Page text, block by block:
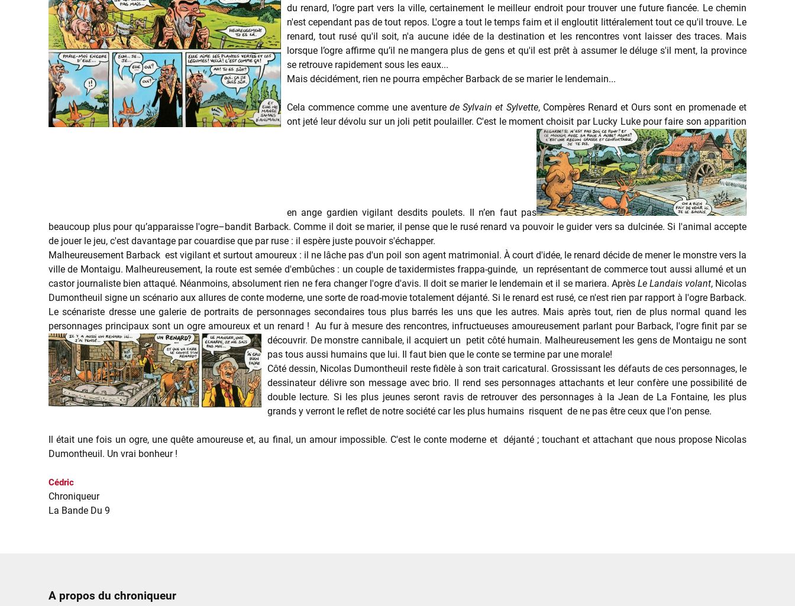
du renard, l’ogre part vers la ville, certainement le meilleur endroit pour trouver une future fiancée. Le chemin
n'est cependant pas de tout repos. L'ogre a tout le temps faim et il engloutit littéralement tout ce qu'il trouve. Le
renard, tout rusé qu'il soit, n'a aucune idée de la destination et les rencontres vont laisser des traces. Mais
lorsque l’ogre affirme qu’il ne mangera plus de gens et qu'il est prêt à assumer le déluge s'il ment, la province
se retrouve rapidement sous les eaux...
Mais décidément, rien ne pourra empêcher Barback de se marier le lendemain...
Cela commence comme une aventure de Sylvain et Sylvette, Compères Renard et Ours sont en promenade et
ont jeté leur dévolu sur un joli petit poulailler. C'est le moment choisit par Lucky Luke pour faire son apparition
en ange gardien vigilant desdits poulets. Il n’en faut pas
beaucoup plus pour qu’apparaisse l'ogre–bandit Barback. Comme il doit se marier, il pense que le rusé renard va pouvoir le guider vers sa dulcinée. Si l'animal accepte
de jouer le jeu, c'est davantage par couardise que par ruse : il espère juste pouvoir s'échapper.
Malheureusement Barback est vigilant et surtout amoureux : il ne lâche pas d'un poil son agent matrimonial. À court d'idée, le renard décide de mener le monstre vers la
ville de Montaigu. Malheureusement, la route est semée d'embûches : un couple de taxidermistes frappa-guinde, un représentant de commerce tout aussi allumé et un
castor journaliste bien attaqué. Néanmoins, absolument rien ne fera changer l'ogre d'avis. Il doit se marier le lendemain et il se mariera. Après Le Landais volant, Nicolas
Dumontheuil signe un scénario aux allures de conte moderne, une sorte de road-movie totalement déjanté. Si le renard est rusé, ce n'est rien par rapport à l'ogre Barback.
Le scénariste dresse une galerie de portraits de personnages secondaires tous plus barrés les uns que les autres. Mais après tout, rien de plus normal quand les
personnages principaux sont un ogre amoureux et un renard ! Au fur à mesure des rencontres, infructueuses amoureusement parlant pour Barback, l'ogre finit par se
découvrir. De monstre cannibale, il acquiert un petit côté humain. Malheureusement les gens de Montaigu ne sont
pas tous aussi humains que lui. Il faut bien que le conte se termine par une morale!
Côté dessin, Nicolas Dumontheuil reste fidèle à son trait caricatural. Grossissant les défauts de ces personnages, le
dessinateur délivre son message avec brio. Il rend ses personnages attachants et leur confère une possibilité de
double lecture. Si les plus jeunes seront ravis de retrouver des personnages à la Jean de La Fontaine, les plus
grands y verront le reflet de notre société car les plus humains risquent de ne pas être ceux que l'on pense.
Il était une fois un ogre, une quête amoureuse et, au final, un amour impossible. C'est le conte moderne et déjanté ; touchant et attachant que nous propose Nicolas
Dumontheuil. Un vrai bonheur !
Cédric
Chroniqueur
La Bande Du 9
A propos du chroniqueur